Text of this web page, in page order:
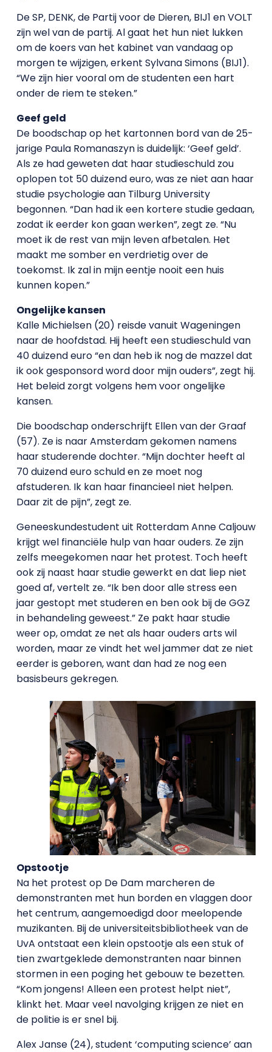
De SP, DENK, de Partij voor de Dieren, BIJ1 en VOLT
zijn wel van de partij. Al gaat het hun niet lukken
om de koers van het kabinet van vandaag op
morgen te wijzigen, erkent Sylvana Simons (BIJ1).
“We zijn hier vooral om de studenten een hart
onder de riem te steken.”
Geef geld
De boodschap op het kartonnen bord van de 25-
jarige Paula Romanaszyn is duidelijk: ‘Geef geld’.
Als ze had geweten dat haar studieschuld zou
oplopen tot 50 duizend euro, was ze niet aan haar
studie psychologie aan Tilburg University
begonnen. “Dan had ik een kortere studie gedaan,
zodat ik eerder kon gaan werken”, zegt ze. “Nu
moet ik de rest van mijn leven afbetalen. Het
maakt me somber en verdrietig over de
toekomst. Ik zal in mijn eentje nooit een huis
kunnen kopen.”
Ongelijke kansen
Kalle Michielsen (20) reisde vanuit Wageningen
naar de hoofdstad. Hij heeft een studieschuld van
40 duizend euro “en dan heb ik nog de mazzel dat
ik ook gesponsord word door mijn ouders”, zegt hij.
Het beleid zorgt volgens hem voor ongelijke
kansen.
Die boodschap onderschrijft Ellen van der Graaf
(57). Ze is naar Amsterdam gekomen namens
haar studerende dochter. “Mijn dochter heeft al
70 duizend euro schuld en ze moet nog
afstuderen. Ik kan haar financieel niet helpen.
Daar zit de pijn”, zegt ze.
Geneeskundestudent uit Rotterdam Anne Caljouw
krijgt wel financiële hulp van haar ouders. Ze zijn
zelfs meegekomen naar het protest. Toch heeft
ook zij naast haar studie gewerkt en dat liep niet
goed af, vertelt ze. “Ik ben door alle stress een
jaar gestopt met studeren en ben ook bij de GGZ
in behandeling geweest.” Ze pakt haar studie
weer op, omdat ze net als haar ouders arts wil
worden, maar ze vindt het wel jammer dat ze niet
eerder is geboren, want dan had ze nog een
basisbeurs gekregen.
Opstootje
Na het protest op De Dam marcheren de
demonstranten met hun borden en vlaggen door
het centrum, aangemoedigd door meelopende
muzikanten. Bij de universiteitsbibliotheek van de
UvA ontstaat een klein opstootje als een stuk of
tien zwartgeklede demonstranten naar binnen
stormen in een poging het gebouw te bezetten.
“Kom jongens! Alleen een protest helpt niet”,
klinkt het. Maar veel navolging krijgen ze niet en
de politie is er snel bij.
Alex Janse (24), student ‘computing science’ aan